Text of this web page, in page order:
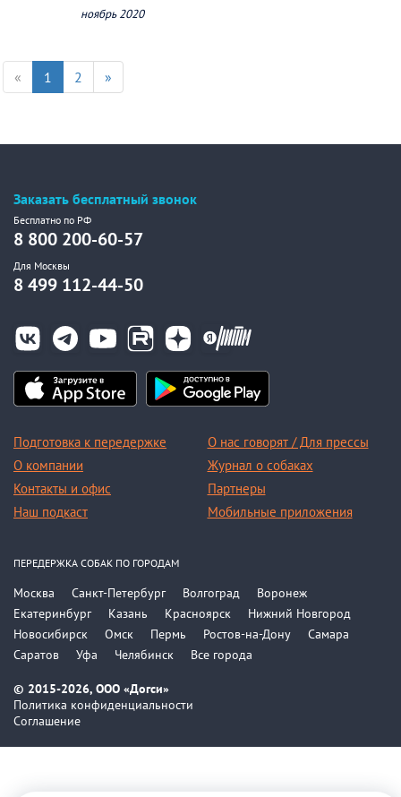
ноябрь 2020
« 1 2 »
Заказать бесплатный звонок
Бесплатно по РФ
8 800 200-60-57
Для Москвы
8 499 112-44-50
Подготовка к передержке
О компании
Контакты и офис
Наш подкаст
О нас говорят / Для прессы
Журнал о собаках
Партнеры
Мобильные приложения
© 2015-2026, ООО «Догси»
Политика конфиденциальности
Соглашение
ПЕРЕДЕРЖКА СОБАК ПО ГОРОДАМ
Москва Санкт-Петербург Волгоград
Воронеж
Екатеринбург
Казань Красноярск
Нижний Новгород
Новосибирск
Омск Пермь Ростов-на-Дону
Самара
Саратов
Уфа Челябинск Все города